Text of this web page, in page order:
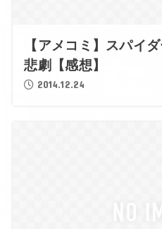
【アメコミ】スパイ
悲劇【感想】
2014.12.24